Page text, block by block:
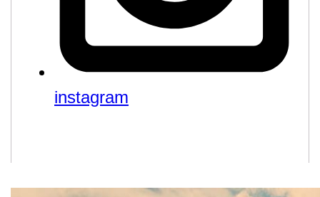
instagram